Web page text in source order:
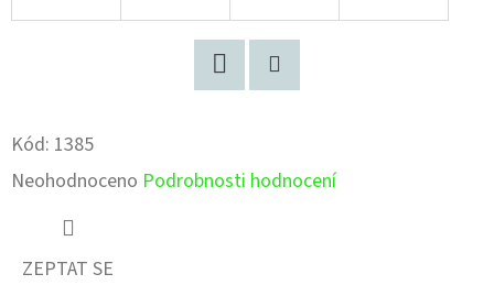
Kód: 1385
Průměrné
hodnocení
Neohodnoceno Podrobnosti hodnocení
ZEPTAT SE